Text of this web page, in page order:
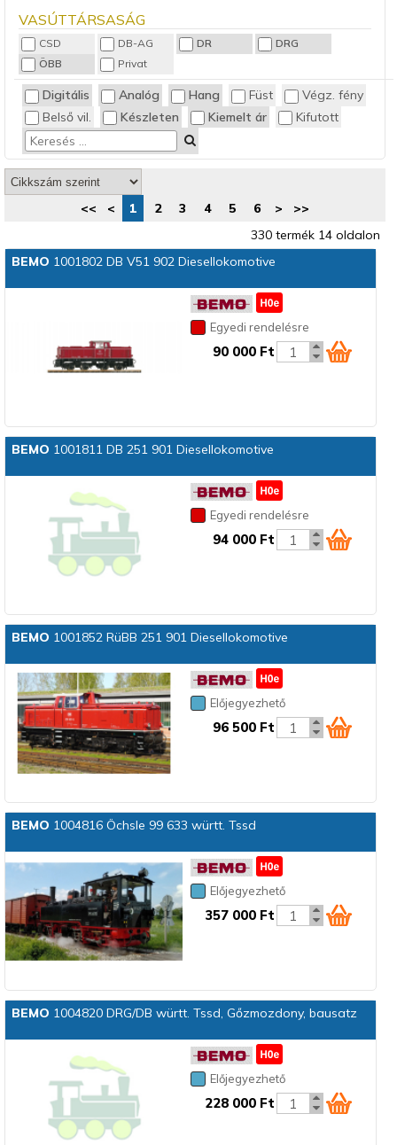
Személykocsi
Személykocsi - 2. osztály
Személykocsi - 3,4 osztály
Szerelvény készlet
Teherkocsi
Villanymozdony
VASÚTTÁRSASÁG
CSD DB-AG DR
DRG
ÖBB
Privat
Digitális Analóg Hang Füst
Végz. fény
Belső vil.
Készleten Kiemelt ár Kifutott
<< < 1 2 3 4 5 6 >
>>
330 termék 14 oldalon
BEMO 1001802 DB V51 902 Diesellokomotive
Egyedi rendelésre
90 000 Ft
BEMO 1001811 DB 251 901 Diesellokomotive
Egyedi rendelésre
94 000 Ft
BEMO 1001852 RüBB 251 901 Diesellokomotive
Előjegyezhető
96 500 Ft
BEMO 1004816 Öchsle 99 633 württ. Tssd
Előjegyezhető
357 000 Ft
BEMO 1004820 DRG/DB württ. Tssd, Gőzmozdony, bausatz
Előjegyezhető
228 000 Ft